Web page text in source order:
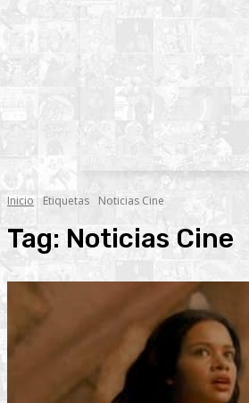
Inicio Etiquetas Noticias Cine
Tag: Noticias Cine